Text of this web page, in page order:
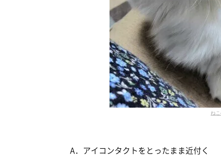
ね
A．アイコンタクトをとったまま近付く